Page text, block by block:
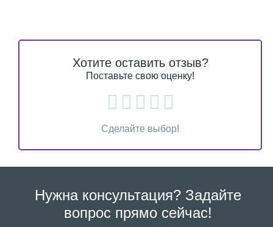
Хотите оставить отзыв?
Поставьте свою оценку!
Сделайте выбор!
Нужна консультация? Задайте
вопрос прямо сейчас!